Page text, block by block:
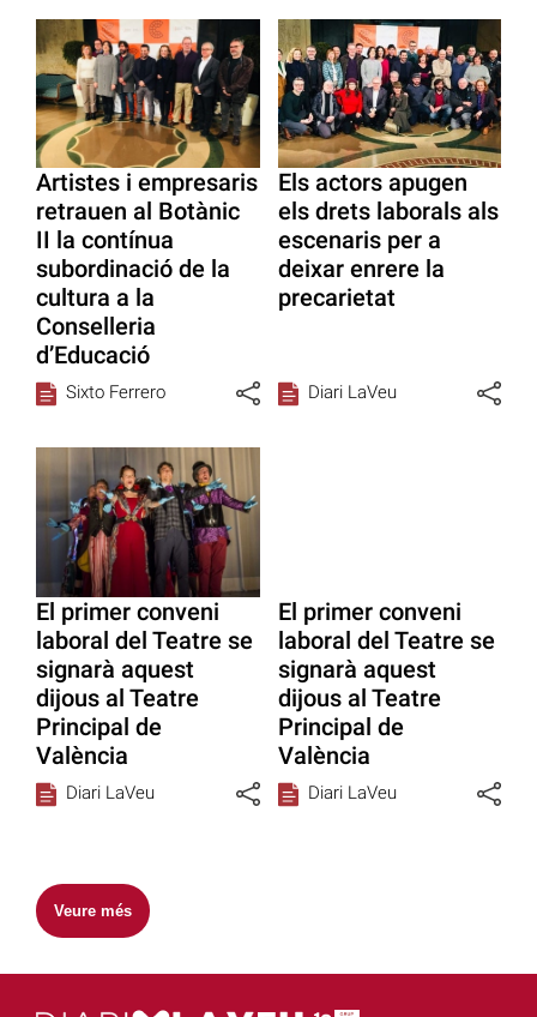
Artistes i empresaris
retrauen al Botànic
II la contínua
subordinació de la
cultura a la
Conselleria
d’Educació
Sixto Ferrero
Els actors apugen
els drets laborals als
escenaris per a
deixar enrere la
precarietat
Diari LaVeu
El primer conveni
laboral del Teatre se
signarà aquest
dijous al Teatre
Principal de
València
Diari LaVeu
El primer conveni
laboral del Teatre se
signarà aquest
dijous al Teatre
Principal de
València
Diari LaVeu
Veure més